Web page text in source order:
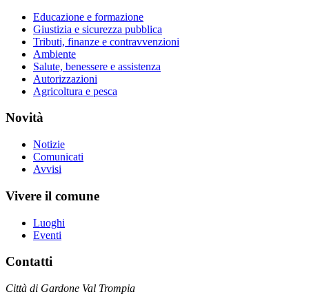
Educazione e formazione
Giustizia e sicurezza pubblica
Tributi, finanze e contravvenzioni
Ambiente
Salute, benessere e assistenza
Autorizzazioni
Agricoltura e pesca
Novità
Notizie
Comunicati
Avvisi
Vivere il comune
Luoghi
Eventi
Contatti
Città di Gardone Val Trompia